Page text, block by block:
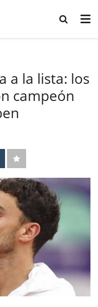
a la lista: los
campeón